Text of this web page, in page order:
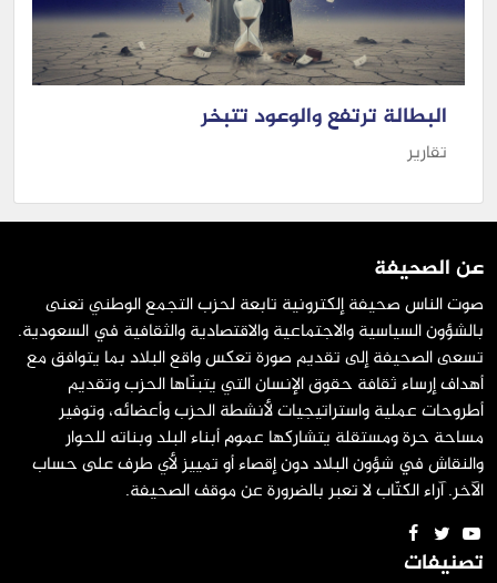
البطالة ترتفع والوعود تتبخر
تقارير
عن الصحيفة
صوت الناس صحيفة إلكترونية تابعة لحزب التجمع الوطني تعنى
بالشؤون السياسية والاجتماعية والاقتصادية والثقافية في السعودية.
تسعى الصحيفة إلى تقديم صورة تعكس واقع البلاد بما يتوافق مع
أهداف إرساء ثقافة حقوق الإنسان التي يتبنّاها الحزب وتقديم
أطروحات عملية واستراتيجيات لأنشطة الحزب وأعضائه، وتوفير
مساحة حرة ومستقلة يتشاركها عموم أبناء البلد وبناته للحوار
والنقاش في شؤون البلاد دون إقصاء أو تمييز لأي طرف على حساب
الآخر. آراء الكتّاب لا تعبر بالضرورة عن موقف الصحيفة.
تصنيفات